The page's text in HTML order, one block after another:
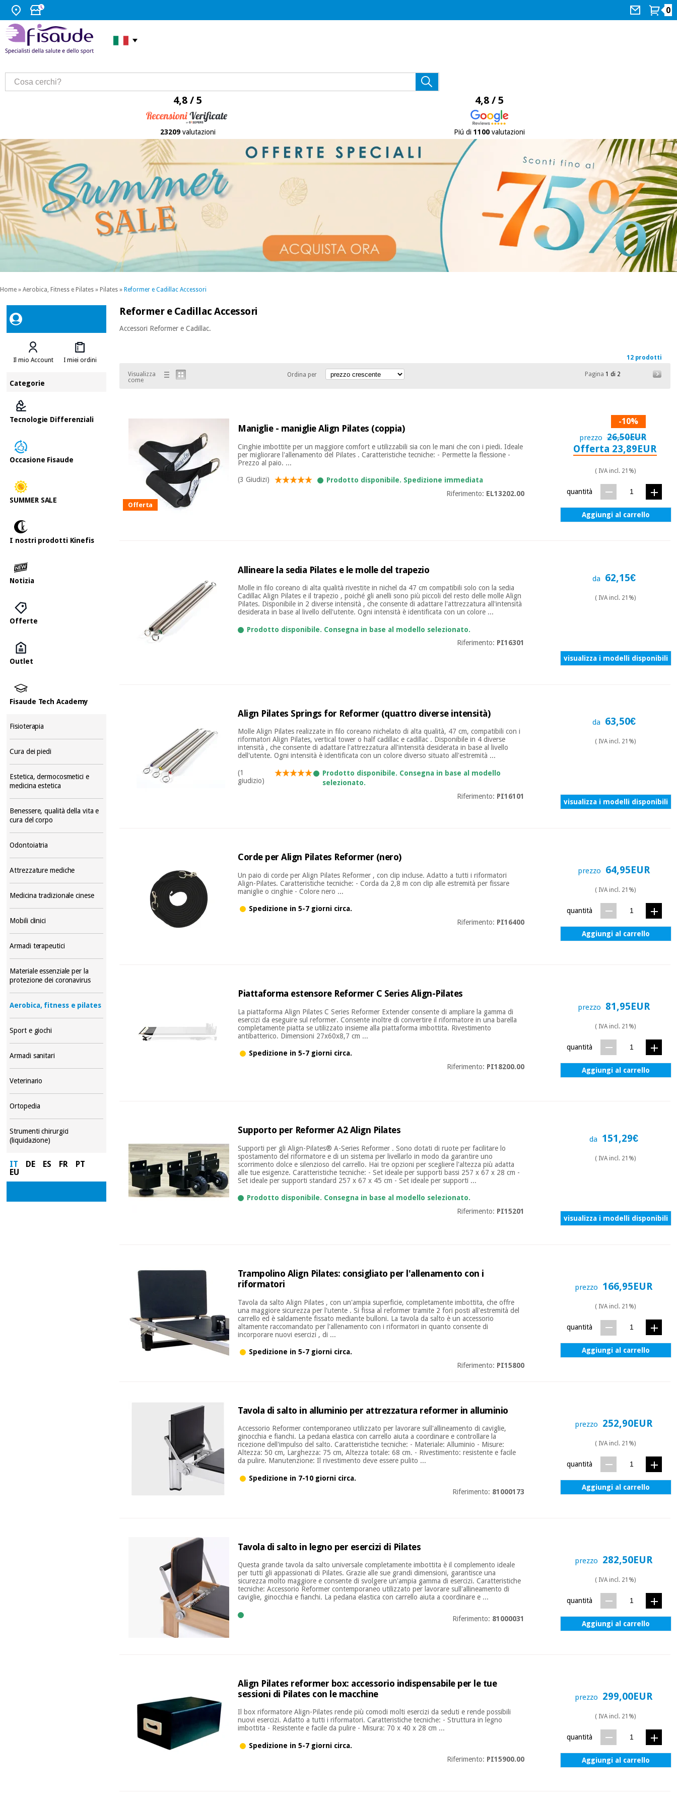
0
4,8 / 5
23209valutazioni
4,8 / 5
Piú di 1100valutazioni
Home » Aerobica, Fitness e Pilates » Pilates » Reformer e Cadillac Accessori
Il mio Account I miei ordini
Categorie
Tecnologie Differenziali
Occasione Fisaude
SUMMER SALE
I nostri prodotti Kinefis
Notizia
Offerte
Outlet
Fisaude Tech Academy
Fisioterapia
Cura dei piedi
Estetica, dermocosmetici e
medicina estetica
Benessere, qualità della vita e
cura del corpo
Odontoiatria
Attrezzature mediche
Medicina tradizionale cinese
Mobili clinici
Armadi terapeutici
Materiale essenziale per la
protezione dei coronavirus
Aerobica, fitness e pilates
Sport e giochi
Armadi sanitari
Veterinario
Ortopedia
Strumenti chirurgici
(liquidazione)
IT DE ES FR
PT
EU
Reformer e Cadillac Accessori
Accessori Reformer e Cadillac.
12 prodotti
Visualizza
come
Ordina per Pagina 1 di 2
Offerta
Maniglie - maniglie Align Pilates (coppia)
Cinghie imbottite per un maggiore comfort e utilizzabili sia con le mani che con i piedi. Ideale
per migliorare l'allenamento del Pilates . Caratteristiche tecniche: - Permette la flessione -
Prezzo al paio. ...
(3 Giudizi)
Prodotto disponibile. Spedizione immediata
Riferimento: EL13202.00
-10%
prezzo 26,50EUR
Offerta 23,89EUR
( IVA incl. 21%)
quantità
Aggiungi al carrello
Allineare la sedia Pilates e le molle del trapezio
Molle in filo coreano di alta qualità rivestite in nichel da 47 cm compatibili solo con la sedia
Cadillac Align Pilates e il trapezio , poiché gli anelli sono più piccoli del resto delle molle Align
Pilates. Disponibile in 2 diverse intensità , che consente di adattare l'attrezzatura all'intensità
desiderata in base al livello dell'utente. Ogni intensità è identificata con un colore ...
Prodotto disponibile. Consegna in base al modello selezionato.
Riferimento: PI16301
da 62,15€
( IVA incl. 21%)
visualizza i modelli disponibili
Align Pilates Springs for Reformer (quattro diverse intensità)
Molle Align Pilates realizzate in filo coreano nichelato di alta qualità, 47 cm, compatibili con i
riformatori Align Pilates, vertical tower o half cadillac e cadillac . Disponibile in 4 diverse
intensità , che consente di adattare l'attrezzatura all'intensità desiderata in base al livello
dell'utente. Ogni intensità è identificata con un colore diverso situato all'estremità ...
(1
giudizio)
Prodotto disponibile. Consegna in base al modello
selezionato.
Riferimento: PI16101
da 63,50€
( IVA incl. 21%)
visualizza i modelli disponibili
Corde per Align Pilates Reformer (nero)
Un paio di corde per Align Pilates Reformer , con clip incluse. Adatto a tutti i riformatori
Align-Pilates. Caratteristiche tecniche: - Corda da 2,8 m con clip alle estremità per fissare
maniglie o cinghie - Colore nero ...
Spedizione in 5-7 giorni circa.
Riferimento: PI16400
prezzo 64,95EUR
( IVA incl. 21%)
quantità
Aggiungi al carrello
Piattaforma estensore Reformer C Series Align-Pilates
La piattaforma Align Pilates C Series Reformer Extender consente di ampliare la gamma di
esercizi da eseguire sul reformer. Consente inoltre di convertire il riformatore in una barella
completamente piatta se utilizzato insieme alla piattaforma imbottita. Rivestimento
antibatterico. Dimensioni 27x60x8,7 cm ...
Spedizione in 5-7 giorni circa.
Riferimento: PI18200.00
prezzo 81,95EUR
( IVA incl. 21%)
quantità
Aggiungi al carrello
Supporto per Reformer A2 Align Pilates
Supporti per gli Align-Pilates® A-Series Reformer . Sono dotati di ruote per facilitare lo
spostamento del riformatore e di un sistema per livellarlo in modo da garantire uno
scorrimento dolce e silenzioso del carrello. Hai tre opzioni per scegliere l'altezza più adatta
alle tue esigenze. Caratteristiche tecniche: - Set ideale per supporti bassi 257 x 67 x 28 cm -
Set ideale per supporti standard 257 x 67 x 45 cm - Set ideale per supporti ...
Prodotto disponibile. Consegna in base al modello selezionato.
Riferimento: PI15201
da 151,29€
( IVA incl. 21%)
visualizza i modelli disponibili
Trampolino Align Pilates: consigliato per l'allenamento con i
riformatori
Tavola da salto Align Pilates , con un'ampia superficie, completamente imbottita, che offre
una maggiore sicurezza per l'utente . Si fissa al reformer tramite 2 fori posti all'estremità del
carrello ed è saldamente fissato mediante bulloni. La tavola da salto è un accessorio
altamente raccomandato per l'allenamento con i riformatori in quanto consente di
incorporare nuovi esercizi , di ...
Spedizione in 5-7 giorni circa.
Riferimento: PI15800
prezzo 166,95EUR
( IVA incl. 21%)
quantità
Aggiungi al carrello
Tavola di salto in alluminio per attrezzatura reformer in alluminio
Accessorio Reformer contemporaneo utilizzato per lavorare sull'allineamento di caviglie,
ginocchia e fianchi. La pedana elastica con carrello aiuta a coordinare e controllare la
ricezione dell'impulso del salto. Caratteristiche tecniche: - Materiale: Alluminio - Misure:
Altezza: 50 cm, Larghezza: 75 cm, Altezza totale: 68 cm. - Rivestimento: resistente e facile
da pulire. Manutenzione: Il rivestimento deve essere pulito ...
Spedizione in 7-10 giorni circa.
Riferimento: 81000173
prezzo 252,90EUR
( IVA incl. 21%)
quantità
Aggiungi al carrello
Tavola di salto in legno per esercizi di Pilates
Questa grande tavola da salto universale completamente imbottita è il complemento ideale
per tutti gli appassionati di Pilates. Grazie alle sue grandi dimensioni, garantisce una
sicurezza molto maggiore e consente di svolgere un'ampia gamma di esercizi. Caratteristiche
tecniche: Accessorio Reformer contemporaneo utilizzato per lavorare sull'allineamento di
caviglie, ginocchia e fianchi. La pedana elastica con carrello aiuta a coordinare e ...
Riferimento: 81000031
prezzo 282,50EUR
( IVA incl. 21%)
quantità
Aggiungi al carrello
Align Pilates reformer box: accessorio indispensabile per le tue
sessioni di Pilates con le macchine
Il box riformatore Align-Pilates rende più comodi molti esercizi da seduti e rende possibili
nuovi esercizi. Adatto a tutti i riformatori. Caratteristiche tecniche: - Struttura in legno
imbottita - Resistente e facile da pulire - Misura: 70 x 40 x 28 cm ...
Spedizione in 5-7 giorni circa.
Riferimento: PI15900.00
prezzo 299,00EUR
( IVA incl. 21%)
quantità
Aggiungi al carrello